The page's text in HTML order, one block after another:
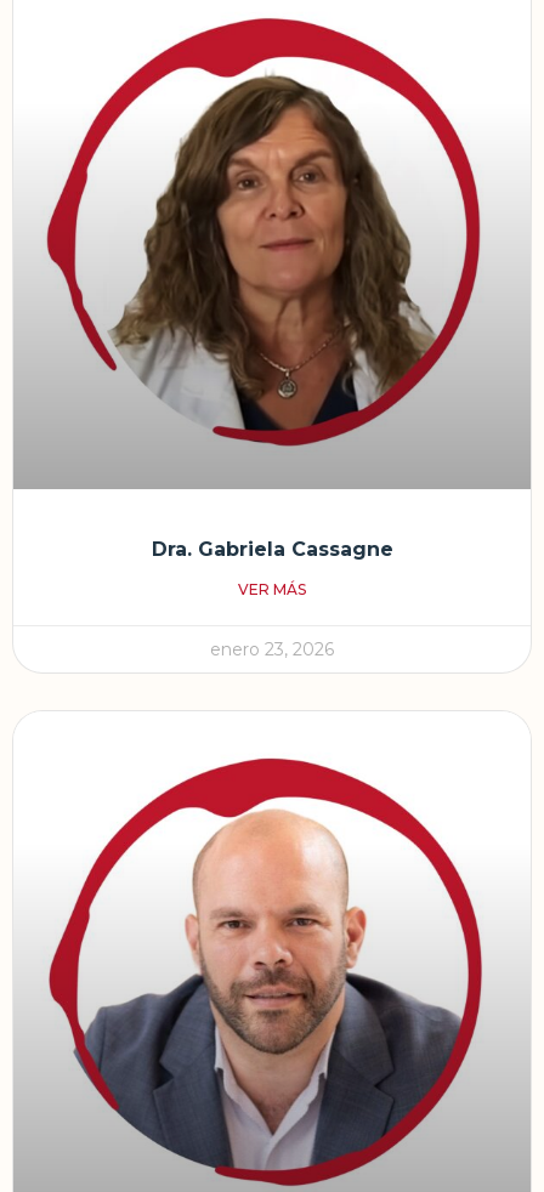
Dra. Gabriela Cassagne
VER MÁS
enero 23, 2026